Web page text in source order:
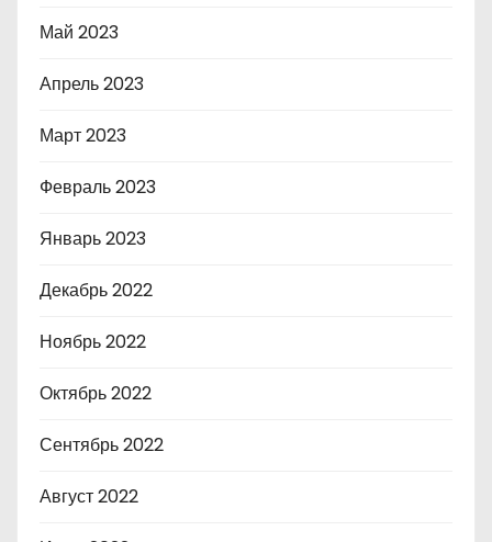
Май 2023
Апрель 2023
Март 2023
Февраль 2023
Январь 2023
Декабрь 2022
Ноябрь 2022
Октябрь 2022
Сентябрь 2022
Август 2022